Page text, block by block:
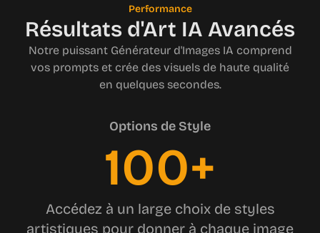
Performance
Résultats d'Art IA Avancés
Notre puissant Générateur d'Images IA comprend
vos prompts et crée des visuels de haute qualité
en quelques secondes.
Options de Style
100+
Accédez à un large choix de styles
artistiques pour donner à chaque image